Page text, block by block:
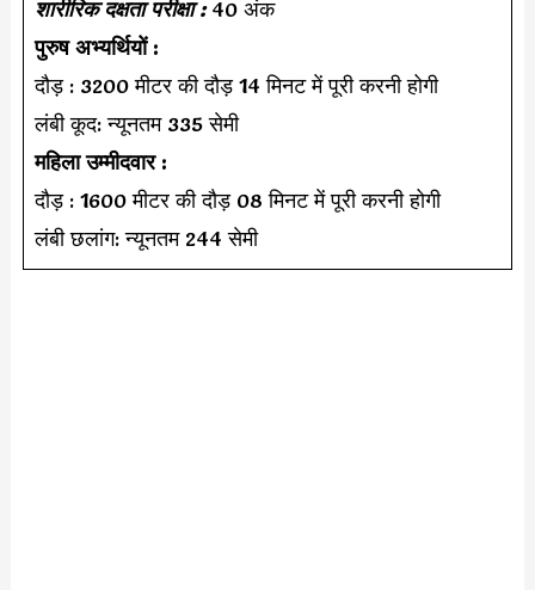
शारीरिक दक्षता परीक्षा :40 अंक
पुरुष अभ्यर्थियों :
दौड़ : 3200 मीटर की दौड़ 14 मिनट में पूरी करनी होगी
लंबी कूद: न्यूनतम 335 सेमी
महिला उम्मीदवार :
दौड़ : 1600 मीटर की दौड़ 08 मिनट में पूरी करनी होगी
लंबी छलांग: न्यूनतम 244 सेमी